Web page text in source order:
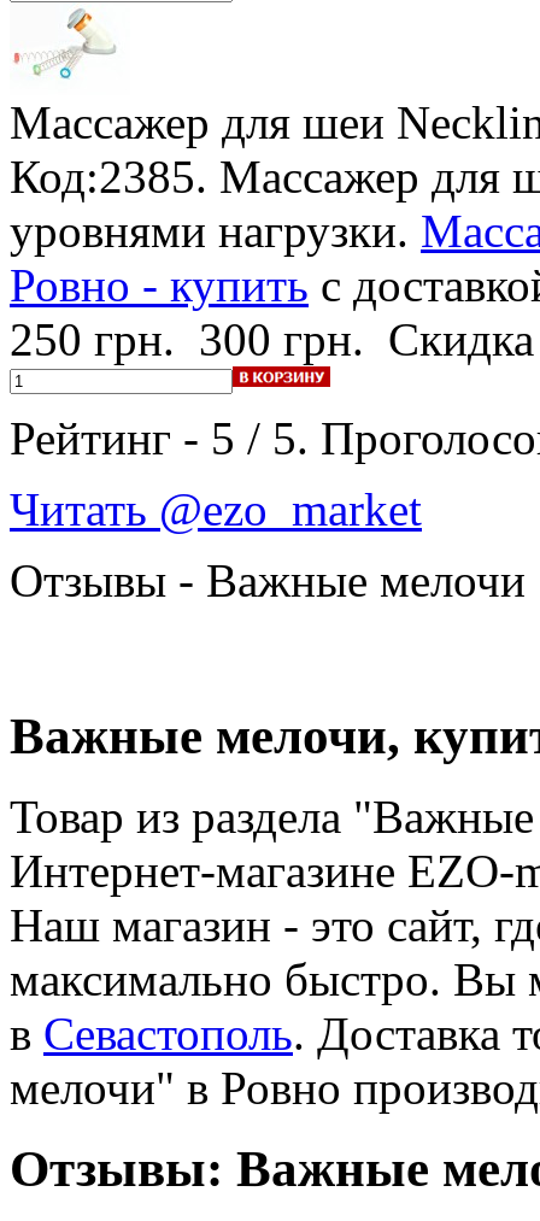
Массажер для шеи
Код:2385. Массажер для
уровнями нагрузки.
Ровно - купить с
250 грн. 300 грн.
Рейтинг - 5 / 5.
Читать @ezo_market
Отзывы - Важные мелочи
Важные мелочи,
Товар из раздела
Интернет-магазине
Наш магазин - это сайт,
максимально быстро. Вы
в Севастополь. Доставка
мелочи" в Ровно
Отзывы: Важные